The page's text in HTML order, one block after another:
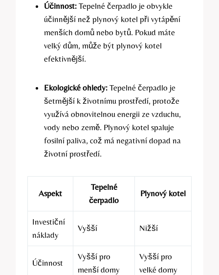
Účinnost: Tepelné čerpadlo je obvykle
účinnější než plynový kotel při vytápění
menších domů nebo bytů. Pokud máte
velký dům, může být plynový kotel
efektivnější.
Ekologické ohledy: Tepelné čerpadlo je
šetrnější k životnímu prostředí, protože
využívá obnovitelnou energii ze vzduchu,
vody nebo země. Plynový kotel spaluje
fosilní paliva, což má negativní dopad na
životní prostředí.
Aspekt
Tepelné
čerpadlo
Plynový kotel
Investiční
náklady
Vyšší Nižší
Účinnost
Vyšší pro
menší domy
Vyšší pro
velké domy